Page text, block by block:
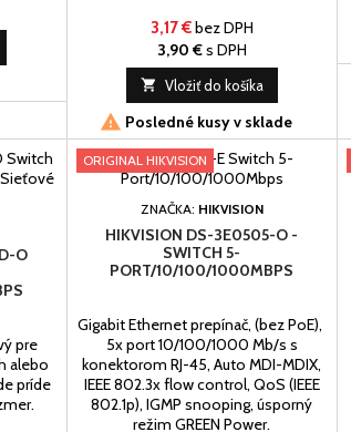
3,17 €bez DPH
3,90 €s DPH
 Vložiť do košíka
 Posledné kusy v sklade
O
pre
alebo
príde
ORIGINAL HIKVISION
ZNAČKA: HIKVISION
HIKVISION DS-3E0505-O -
SWITCH 5-
PORT/10/100/1000MBPS
Gigabit Ethernet prepínač, (bez PoE),
5x port 10/100/1000 Mb/s s
konektorom RJ-45, Auto MDI-MDIX,
IEEE 802.3x flow control, QoS (IEEE
802.1p), IGMP snooping, úsporný
režim GREEN Power.